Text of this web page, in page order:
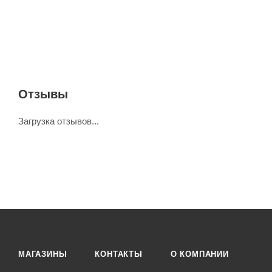
Отзывы
Загрузка отзывов...
МАГАЗИНЫ КОНТАКТЫ О КОМПАНИИ